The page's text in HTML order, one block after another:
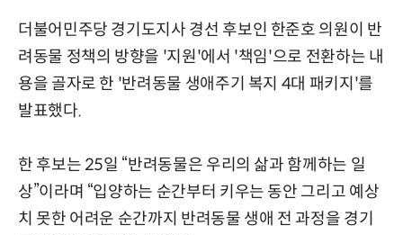
더불어민주당 경기도지사 경선 후보인 한준호 의원이 반
려동물 정책의 방향을 '지원'에서 '책임'으로 전환하는 내
용을 골자로 한 '반려동물 생애주기 복지 4대 패키지'를
발표했다.
한 후보는 25일 “반려동물은 우리의 삶과 함께하는 일
상”이라며 “입양하는 순간부터 키우는 동안 그리고 예상
치 못한 어려운 순간까지 반려동물 생애 전 과정을 경기